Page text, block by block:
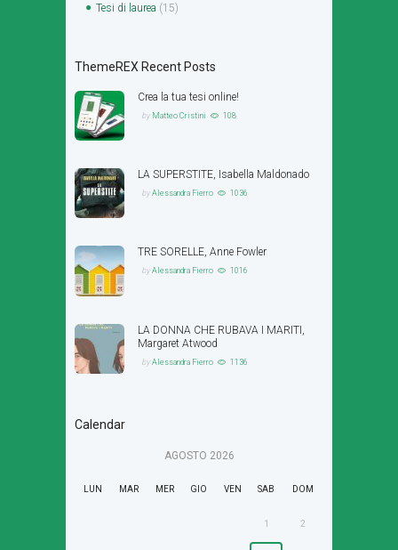
Tesi di laurea (15)
ThemeREX Recent Posts
Crea la tua tesi online!
by Matteo Cristini 108
LA SUPERSTITE, Isabella Maldonado
byAlessandra Fierro 1036
TRE SORELLE, Anne Fowler
byAlessandra Fierro 1016
LA DONNA CHE RUBAVA I MARITI,
Margaret Atwood
byAlessandra Fierro 1136
Calendar
AGOSTO 2026
LUN MAR MER GIO VEN SAB DOM
1 2